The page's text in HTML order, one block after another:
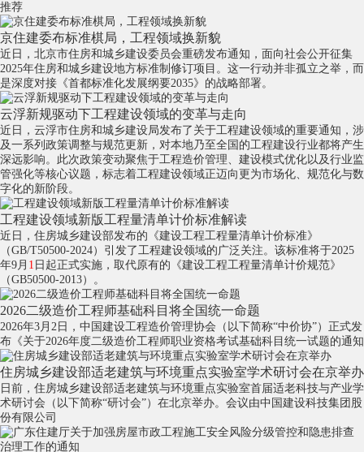
推荐
京住建委布标准棋局，工程领域换新貌
近日，北京市住房和城乡建设委员会重磅发布通知，面向社会公开征集
2025年住房和城乡建设地方标准制修订项目。这一行动并非孤立之举，而
是深度对接《首都标准化发展纲要2035》的战略部署。
云浮新规驱动下工程建设领域的变革与走向
近日，云浮市住房和城乡建设局发布了关于工程建设领域的重要通知，涉
及一系列政策调整与规范更新，对本地乃至全国的工程建设行业都将产生
深远影响。此次政策变动聚焦于工程造价管理、建设模式优化以及行业监
管强化等核心议题，标志着工程建设领域正迈向更为市场化、规范化与数
字化的新阶段。
工程建设领域新版工程量清单计价标准解读
近日，住房城乡建设部发布的《建设工程工程量清单计价标准》
（GB/T50500-2024）引发了工程建设领域的广泛关注。该标准将于2025
年9月 1 日起正式实施，取代原有的《建设工程工程量清单计价规范》
（GB50500-2013）。
2026二级造价工程师基础科目将全国统一命题
2026年3月2日，中国建设工程造价管理协会（以下简称“中价协”）正式发
布《关于2026年度二级造价工程师职业资格考试基础科目统一试题的通知
住房城乡建设部适老建筑与环境重点实验室学术研讨会在京举办
日前，住房城乡建设部适老建筑与环境重点实验室首届适老科技与产业学
术研讨会（以下简称“研讨会”）在北京举办。会议由中国建设科技集团股
份有限公司